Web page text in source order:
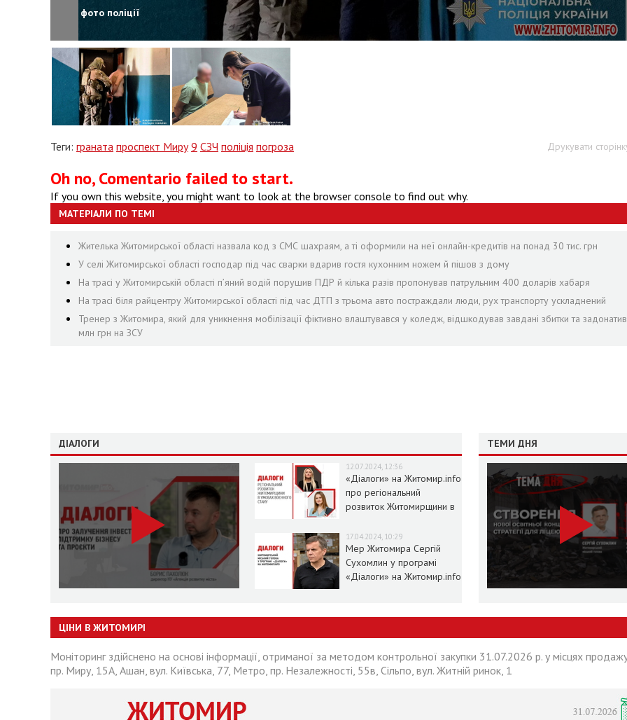
фото поліції
Друкувати
Теги: граната проспект Миру 9 СЗЧ поліція погроза
Oh no, Comentario failed to start.
If you own this website, you might want to look at the browser console to find out why.
МАТЕРІАЛИ ПО ТЕМІ
Жителька Житомирської області назвала код з СМС шахраям, а ті оформили на неї онлайн-кредитів на понад 30 тис. грн
У селі Житомирської області господар під час сварки вдарив гостя кухонним ножем й пішов з дому
На трасі у Житомирській області п’яний водій порушив ПДР й кілька разів пропонував патрульним 400 доларів хабаря
На трасі біля райцентру Житомирської області під час ДТП з трьома авто постраждали люди, рух транспорту ускладнений
Тренер з Житомира, який для уникнення мобілізації фіктивно влаштувався у коледж, відшкодував завдані збитки та
млн грн на ЗСУ
ДІАЛОГИ
12.07.2024, 12:36
«Діалоги» на Житомир.info
про регіональний
розвиток Житомирщини в
17.04.2024, 10:29
Мер Житомира Сергій
Сухомлин у програмі
«Діалоги» на Житомир.info
ТЕМИ ДНЯ
ЦІНИ В ЖИТОМИРІ
Моніторинг здійснено на основі інформації, отриманої за методом контрольної закупки 31.07.2026 р. у місцях
пр. Миру, 15А, Ашан, вул. Київська, 77, Метро, пр. Незалежності, 55в, Сільпо, вул. Житній ринок, 1